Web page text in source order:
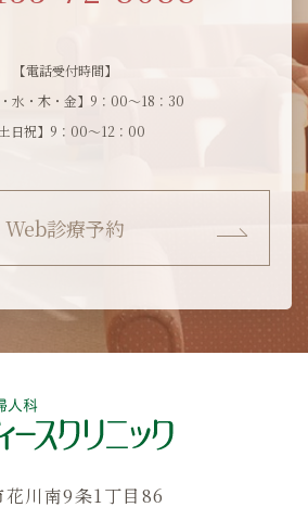
【電話受付時間】
・水・木・金】9：00～18：30
土日祝】9：00～12：00
Web診療予約
川南9条1丁目86